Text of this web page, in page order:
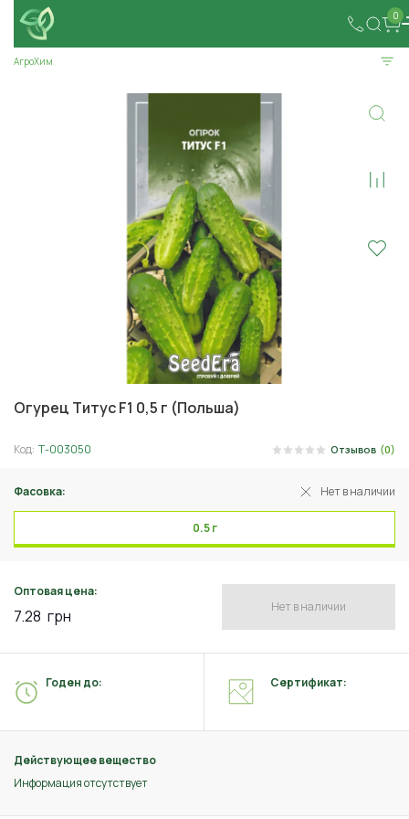
0
АгроХим
Огурец Титус F1 0,5 г (Польша)
Код: Т-003050 Отзывов (0)
Фасовка: Нет в наличии
0.5 г
Оптовая цена:
7.28 грн Нет в наличии
Действующее вещество
Информация отсутствует
Годен до: Сертификат: